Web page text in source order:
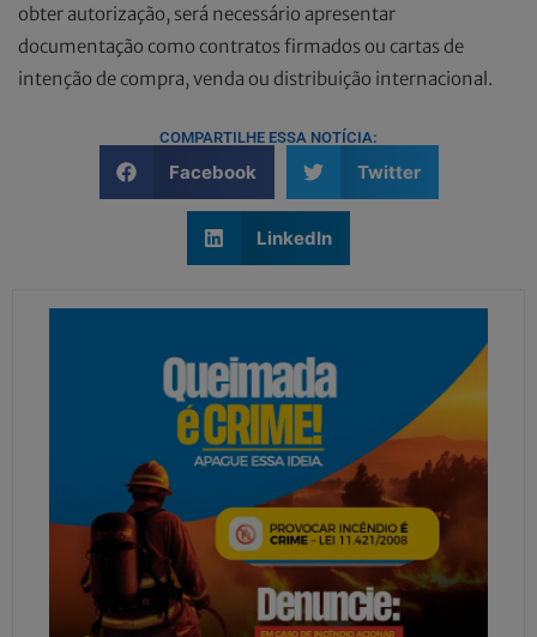
obter autorização, será necessário apresentar
documentação como contratos firmados ou cartas de
intenção de compra, venda ou distribuição internacional.
COMPARTILHE ESSA NOTÍCIA:
Facebook Twitter
LinkedIn